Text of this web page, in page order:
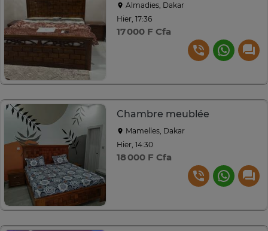
Almadies, Dakar
Hier, 17:36
17 000 F Cfa
Chambre meublée
Mamelles, Dakar
Hier, 14:30
18 000 F Cfa